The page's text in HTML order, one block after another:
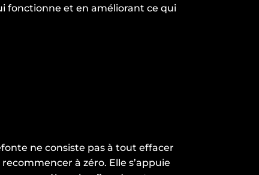
fonctionne et en améliorant ce qui
ne consiste pas à tout effacer
à zéro. Elle s’appuie